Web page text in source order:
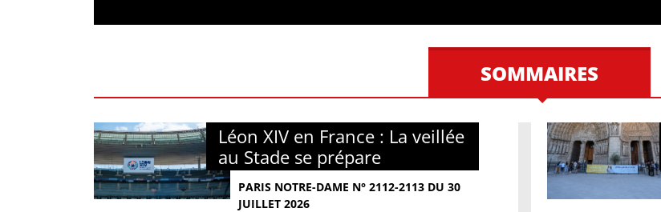
SOMMAIRES
Léon XIV en France : La veillée
au Stade se prépare
PARIS NOTRE-DAME N° 2112-2113 DU 30
JUILLET 2026